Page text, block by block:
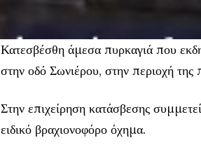
Κατεσβέσθη άμεσα πυρκαγιά που
στην οδό Σωνιέρου, στην περιοχή
Στην επιχείρηση κατάσβεσης
ειδικό βραχιονοφόρο όχημα.